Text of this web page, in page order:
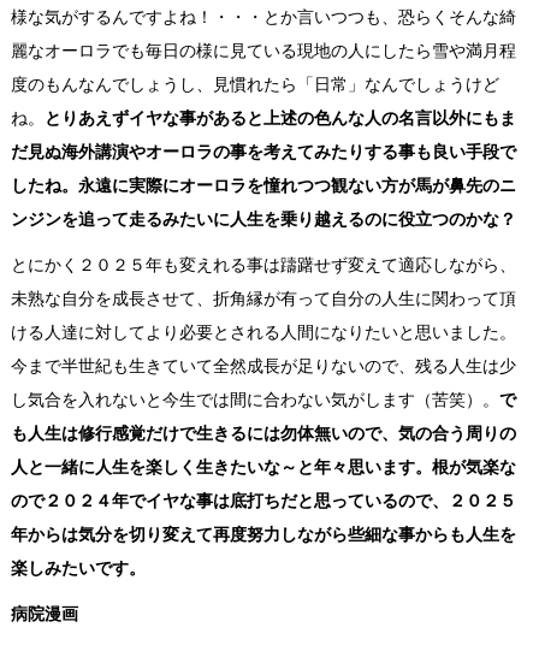
様な気がするんですよね！・・・とか言いつつも、恐らくそんな綺
麗なオーロラでも毎日の様に見ている現地の人にしたら雪や満月程
度のもんなんでしょうし、見慣れたら「日常」なんでしょうけど
ね。
とりあえずイヤな事があると上述の色んな人の名言以外にもま
だ見ぬ海外講演やオーロラの事を考えてみたりする事も良い手段で
したね。永遠に実際にオーロラを憧れつつ観ない方が馬が鼻先のニ
ンジンを追って走るみたいに人生を乗り越えるのに役立つのかな？
とにかく２０２５年も変えれる事は躊躇せず変えて適応しながら、
未熟な自分を成長させて、折角縁が有って自分の人生に関わって頂
ける人達に対してより必要とされる人間になりたいと思いました。
今まで半世紀も生きていて全然成長が足りないので、残る人生は少
し気合を入れないと今生では間に合わない気がします（苦笑）。 で
も人生は修行感覚だけで生きるには勿体無いので、気の合う周りの
人と一緒に人生を楽しく生きたいな～と年々思います。根が気楽な
ので２０２４年でイヤな事は底打ちだと思っているので、２０２５
年からは気分を切り変えて再度努力しながら些細な事からも人生を
楽しみたいです。
病院漫画